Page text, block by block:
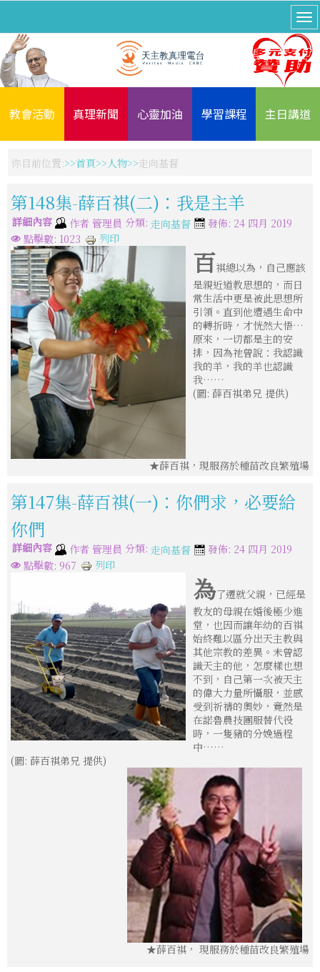
教會活動 真理新聞 心靈加油 學習課程 主日講道
你目前位置: 首頁 人物 走向基督
第148集-薛百祺(二)：我是主羊
詳細內容 作者 管理員 分類: 走向基督
發佈: 24 四月 2019
點擊數: 1023
列印
百祺總以為，自己應該
是親近道教思想的，而日
常生活中更是被此思想所
引領。直到他遭遇生命中
的轉折時，才恍然大悟…
原來，一切都是主的安
排，因為祂曾說：我認識
我的羊，我的羊也認識
我……
(圖: 薛百祺弟兄 提供)
★薛百祺，現服務於種苗改良繁殖場
第147集-薛百祺(一)：你們求，必要給
你們
詳細內容 作者 管理員 分類: 走向基督
發佈: 24 四月 2019
點擊數: 967
列印
為了遷就父親，已經是
教友的母親在婚後極少進
堂，也因而讓年幼的百祺
始終難以區分出天主教與
其他宗教的差異。未曾認
識天主的他，怎麼樣也想
不到，自己第一次被天主
的偉大力量所懾服，並感
受到祈禱的奧妙，竟然是
在諾魯農技團服替代役
時，一隻豬的分娩過程
中……
(圖: 薛百祺弟兄 提供)
★薛百祺， 現服務於種苗改良繁殖場